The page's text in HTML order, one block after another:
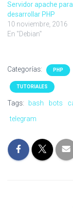
Servidor apache para
desarrollar PHP
10 noviembre, 2016
En "Debian"
Categorías: PHP
TUTORIALES
Tags: bash bots
telegram